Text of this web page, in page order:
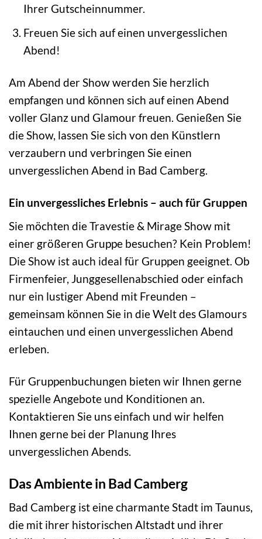
Ihrer Gutscheinnummer.
Freuen Sie sich auf einen unvergesslichen
Abend!
Am Abend der Show werden Sie herzlich
empfangen und können sich auf einen Abend
voller Glanz und Glamour freuen. Genießen Sie
die Show, lassen Sie sich von den Künstlern
verzaubern und verbringen Sie einen
unvergesslichen Abend in Bad Camberg.
Ein unvergessliches Erlebnis – auch für Gruppen
Sie möchten die Travestie & Mirage Show mit
einer größeren Gruppe besuchen? Kein Problem!
Die Show ist auch ideal für Gruppen geeignet. Ob
Firmenfeier, Junggesellenabschied oder einfach
nur ein lustiger Abend mit Freunden –
gemeinsam können Sie in die Welt des Glamours
eintauchen und einen unvergesslichen Abend
erleben.
Für Gruppenbuchungen bieten wir Ihnen gerne
spezielle Angebote und Konditionen an.
Kontaktieren Sie uns einfach und wir helfen
Ihnen gerne bei der Planung Ihres
unvergesslichen Abends.
Das Ambiente in Bad Camberg
Bad Camberg ist eine charmante Stadt im Taunus,
die mit ihrer historischen Altstadt und ihrer